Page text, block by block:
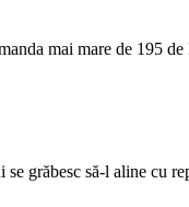
mai mare de 195 de
grăbesc să-l aline cu